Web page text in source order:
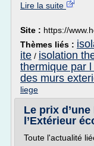
Lire la suite
Site : https://
Thèmes liés :
ite / isolation
thermique par
des murs
liege
Le prix
l’Extérieur
Toute l'actualité